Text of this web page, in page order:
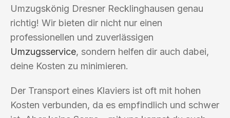
Umzugskönig Dresner Recklinghausen genau
richtig! Wir bieten dir nicht nur einen
professionellen und zuverlässigen
Umzugsservice, sondern helfen dir auch dabei,
deine Kosten zu minimieren.
Der Transport eines Klaviers ist oft mit hohen
Kosten verbunden, da es empfindlich und schwer